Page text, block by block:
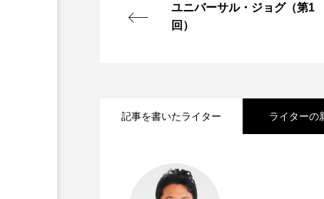
ユニバーサル・ジョグ（第1
回）
記事を書いたライター ライターの